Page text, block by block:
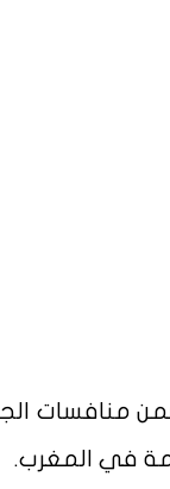
منافسات
في المغرب.